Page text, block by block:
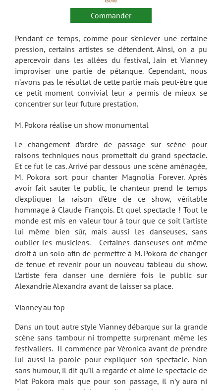
Commander
Pendant ce temps, comme pour s’enlever une certaine
pression, certains artistes se détendent. Ainsi, on a pu
apercevoir dans les allées du festival, Jain et Vianney
improviser une partie de pétanque. Cependant, nous
n’avons pas le résultat de cette partie mais peut-être que
ce petit moment convivial leur a permis de mieux se
concentrer sur leur future prestation.
M. Pokora réalise un show monumental
Le changement d’ordre de passage sur scène pour
raisons techniques nous promettait du grand spectacle.
Et ce fut le cas. Arrivé par dessous une scène aménagée,
M. Pokora sort pour chanter Magnolia Forever. Après
avoir fait sauter le public, le chanteur prend le temps
d’expliquer la raison d’être de ce show, véritable
hommage à Claude François. Et quel spectacle ! Tout le
monde est mis en valeur tour à tour que ce soit l’artiste
lui même bien sûr, mais aussi les danseuses, sans
oublier les musiciens. Certaines danseuses ont même
droit à un solo afin de permettre à M. Pokora de changer
de tenue et revenir pour un nouveau tableau du show.
L’artiste fera danser une dernière fois le public sur
Alexandrie Alexandra avant de laisser sa place.
Vianney au top
Dans un tout autre style Vianney débarque sur la grande
scène sans tambour ni trompette surprenant même les
festivaliers. Il commence par Véronica avant de prendre
lui aussi la parole pour expliquer son spectacle. Non
sans humour, il dit qu’il a regardé et aimé le spectacle de
Mat Pokora mais que pour son passage, il n’y aura ni